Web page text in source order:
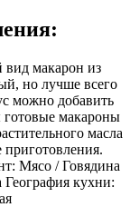
вид макарон из
но лучше всего
можно добавить
макароны
масла
Мясо / Говядина
кухни: